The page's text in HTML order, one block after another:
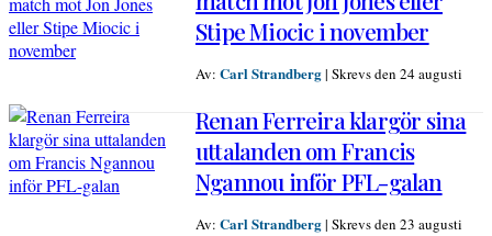
Stipe Miocic i november
Av: Carl Strandberg| Skrevs den 24 augusti
Renan Ferreira klargör sina
uttalanden om Francis
Ngannou inför PFL-galan
Av: Carl Strandberg| Skrevs den 23 augusti